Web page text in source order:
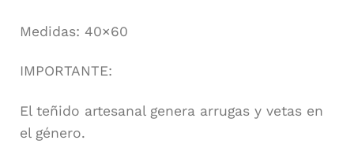
Medidas: 40×60
IMPORTANTE:
El teñido artesanal genera arrugas y vetas en
el género.